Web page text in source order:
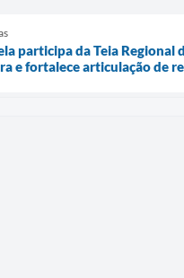
participa da Teia Regional
e fortalece articulação de